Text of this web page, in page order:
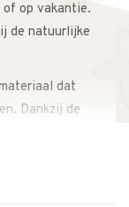
of op vakantie.
de natuurlijke
dat
Dankzij de
te combineren
Up. Ideaal voor